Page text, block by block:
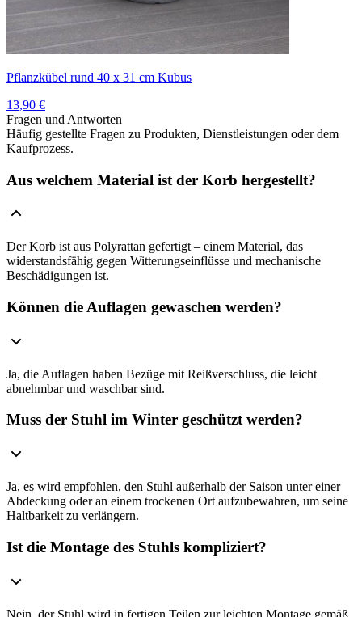
Pflanzkübel rund 40 x 31 cm Kubus
13,90 €
Fragen und Antworten
Häufig gestellte Fragen zu Produkten, Dienstleistungen oder dem
Kaufprozess.
Aus welchem Material ist der Korb hergestellt?
Der Korb ist aus Polyrattan gefertigt – einem Material, das
widerstandsfähig gegen Witterungseinflüsse und mechanische
Beschädigungen ist.
Können die Auflagen gewaschen werden?
Ja, die Auflagen haben Bezüge mit Reißverschluss, die leicht
abnehmbar und waschbar sind.
Muss der Stuhl im Winter geschützt werden?
Ja, es wird empfohlen, den Stuhl außerhalb der Saison unter einer
Abdeckung oder an einem trockenen Ort aufzubewahren, um seine
Haltbarkeit zu verlängern.
Ist die Montage des Stuhls kompliziert?
Nein, der Stuhl wird in fertigen Teilen zur leichten Montage gemäß